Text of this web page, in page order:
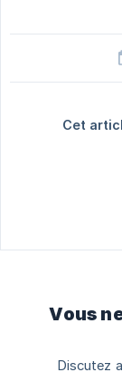
Cet
Vous
Discutez